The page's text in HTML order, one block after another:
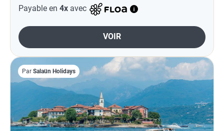
Payable en 4x avec
VOIR
Par Salaün Holidays